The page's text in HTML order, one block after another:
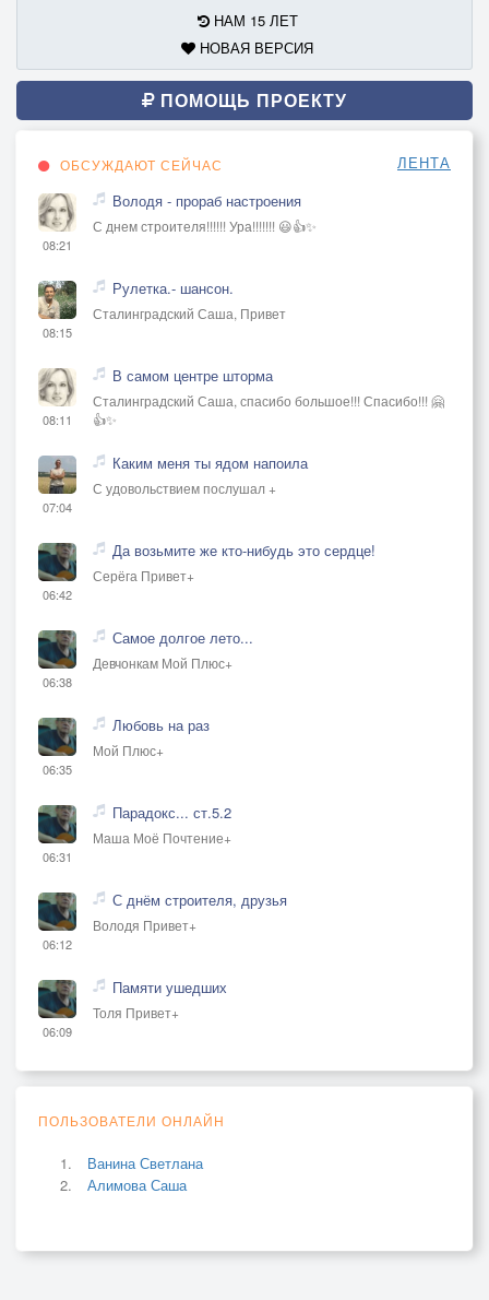
НАМ 15 ЛЕТ
НОВАЯ ВЕРСИЯ
ПОМОЩЬ ПРОЕКТУ
ОБСУЖДАЮТ СЕЙЧАС ЛЕНТА
08:21
Володя - прораб настроения
С днем строителя!!!!!! Ура!!!!!!! 😃👍✨
08:15
Рулетка.- шансон.
Сталинградский Саша, Привет
08:11
В самом центре шторма
Сталинградский Саша, спасибо большое!!! Спасибо!!! 🤗
👍✨
07:04
Каким меня ты ядом напоила
С удовольствием послушал +
06:42
Да возьмите же кто-нибудь это сердце!
Серёга Привет+
06:38
Самое долгое лето...
Девчонкам Мой Плюс+
06:35
Любовь на раз
Мой Плюс+
06:31
Парадокс... ст.5.2
Маша Моё Почтение+
06:12
С днём строителя, друзья
Володя Привет+
06:09
Памяти ушедших
Толя Привет+
ПОЛЬЗОВАТЕЛИ ОНЛАЙН
Ванина Светлана
Алимова Саша